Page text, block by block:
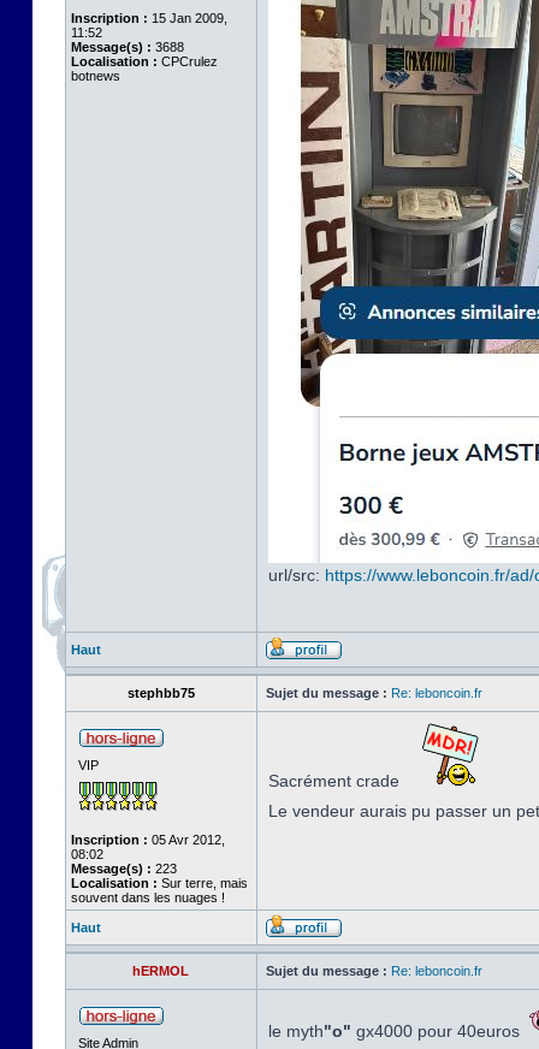
Inscription : 15 Jan 2009,
11:52
Message(s) : 3688
Localisation : CPCrulez
botnews
url/src: https://www.leboncoin.fr/
Haut
stephbb75 Sujet du message : Re: leboncoin.fr
VIP
Inscription : 05 Avr 2012,
08:02
Message(s) : 223
Localisation : Sur terre, mais
souvent dans les nuages !
Sacrément crade
Le vendeur aurais pu passer un
Haut
hERMOL Sujet du message : Re: leboncoin.fr
Site Admin
le myth"o" gx4000 pour 40euros